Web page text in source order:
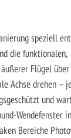
speziell
die funktionalen,
Flügel
Achse drehen –
und
Wendefenster
Bereiche